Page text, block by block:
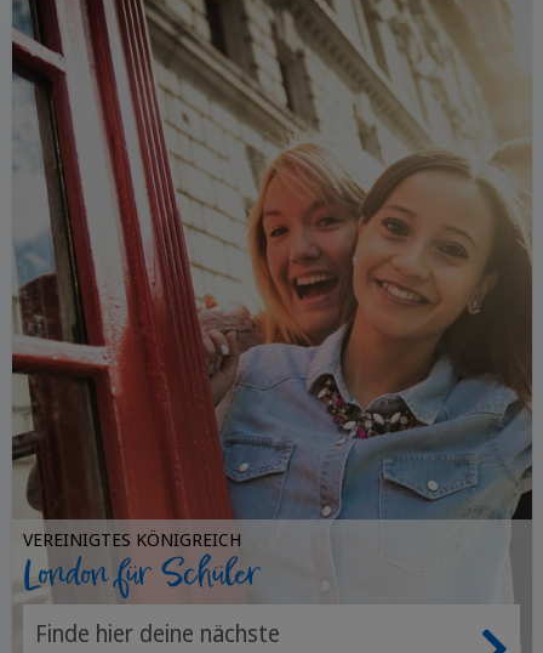
VEREINIGTES KÖNIGREICH
London für Schüler
Finde hier deine nächste